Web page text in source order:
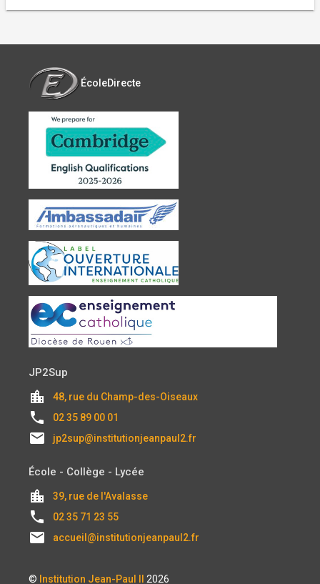
ÉcoleDirecte
JP2Sup
location_city 48, rue du Champ-des-Oiseaux
local_phone 02 35 89 00 01
email jp2sup@institutionjeanpaul2.fr
École - Collège - Lycée
location_city 39, rue de l'Avalasse
local_phone 02 35 71 23 55
email accueil@institutionjeanpaul2.fr
© Institution Jean-Paul II 2026